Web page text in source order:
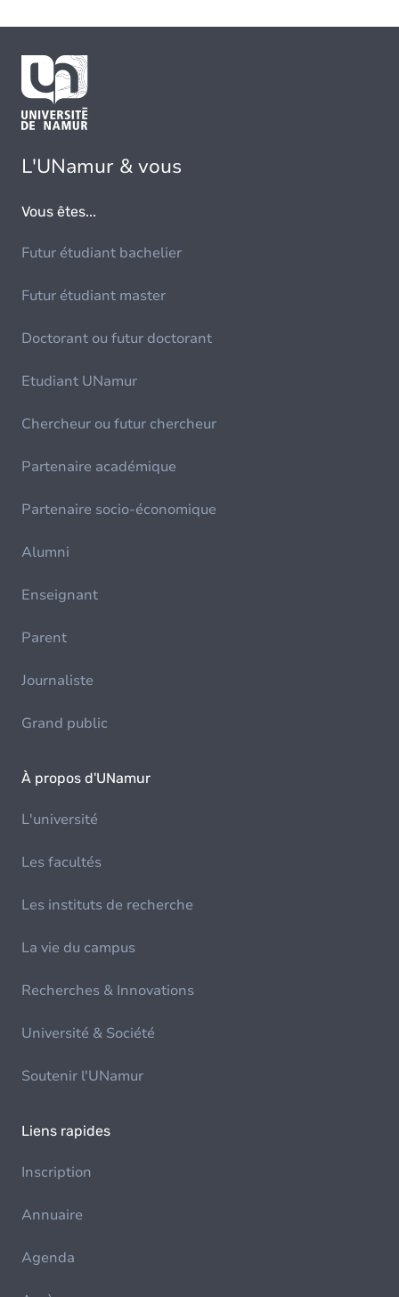
L'UNamur & vous
Vous êtes...
Futur étudiant bachelier
Futur étudiant master
Doctorant ou futur doctorant
Etudiant UNamur
Chercheur ou futur chercheur
Partenaire académique
Partenaire socio-économique
Alumni
Enseignant
Parent
Journaliste
Grand public
À propos d'UNamur
L'université
Les facultés
Les instituts de recherche
La vie du campus
Recherches & Innovations
Université & Société
Soutenir l'UNamur
Liens rapides
Inscription
Annuaire
Agenda